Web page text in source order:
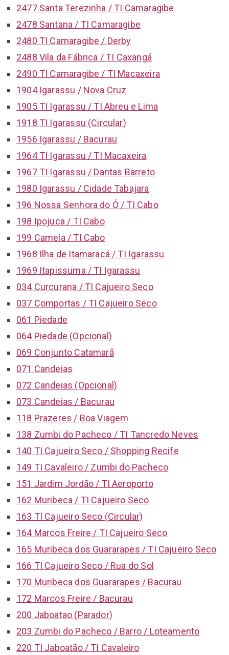
2477 Santa Terezinha / TI Camaragibe
2478 Santana / TI Camaragibe
2480 TI Camaragibe / Derby
2488 Vila da Fábrica / TI Caxangá
2490 TI Camaragibe / TI Macaxeira
1904 Igarassu / Nova Cruz
1905 TI Igarassu / TI Abreu e Lima
1918 TI Igarassu (Circular)
1956 Igarassu / Bacurau
1964 TI Igarassu / TI Macaxeira
1967 TI Igarassu / Dantas Barreto
1980 Igarassu / Cidade Tabajara
196 Nossa Senhora do Ó / TI Cabo
198 Ipojuca / TI Cabo
199 Camela / TI Cabo
1968 Ilha de Itamaracá / TI Igarassu
1969 Itapissuma / TI Igarassu
034 Curcurana / TI Cajueiro Seco
037 Comportas / TI Cajueiro Seco
061 Piedade
064 Piedade (Opcional)
069 Conjunto Catamarã
071 Candeias
072 Candeias (Opcional)
073 Candeias / Bacurau
118 Prazeres / Boa Viagem
138 Zumbi do Pacheco / TI Tancredo Neves
140 TI Cajueiro Seco / Shopping Recife
149 TI Cavaleiro / Zumbi do Pacheco
151 Jardim Jordão / TI Aeroporto
162 Muribeca / TI Cajueiro Seco
163 TI Cajueiro Seco (Circular)
164 Marcos Freire / TI Cajueiro Seco
165 Muribeca dos Guararapes / TI Cajueiro Seco
166 TI Cajueiro Seco / Rua do Sol
170 Muribeca dos Guararapes / Bacurau
172 Marcos Freire / Bacurau
200 Jaboatao (Parador)
203 Zumbi do Pacheco / Barro / Loteamento
220 TI Jaboatão / TI Cavaleiro